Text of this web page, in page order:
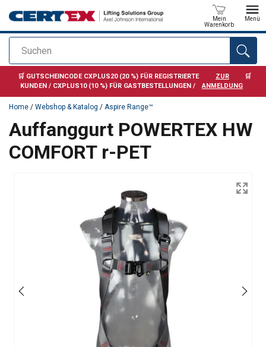
Suchen
Mein
Warenkorb
Menü
Anfragen
🛒 GUTSCHEINCODE CXPLUS20 (20 %) FÜR REGISTRIERTE
KUNDEN / CXPLUS10 (10 %) FÜR GASTBESTELLUNGEN /
ZUR
ANMELDUNG
🛒
Home / Webshop & Katalog / Aspire Range™
Auffanggurt POWERTEX HW
COMFORT r-PET